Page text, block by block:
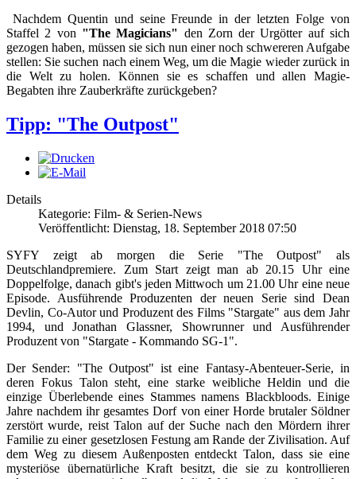
Nachdem Quentin und seine Freunde in der letzten Folge von
Staffel 2 von "The Magicians" den Zorn der Urgötter auf sich
gezogen haben, müssen sie sich nun einer noch schwereren Aufgabe
stellen: Sie suchen nach einem Weg, um die Magie wieder zurück in
die Welt zu holen. Können sie es schaffen und allen Magie-
Begabten ihre Zauberkräfte zurückgeben?
Tipp: "The Outpost"
Details
Kategorie: Film- & Serien-News
Veröffentlicht: Dienstag, 18. September 2018 07:50
SYFY zeigt ab morgen die Serie "The Outpost" als
Deutschlandpremiere. Zum Start zeigt man ab 20.15 Uhr eine
Doppelfolge, danach gibt's jeden Mittwoch um 21.00 Uhr eine neue
Episode. Ausführende Produzenten der neuen Serie sind Dean
Devlin, Co-Autor und Produzent des Films "Stargate" aus dem Jahr
1994, und Jonathan Glassner, Showrunner und Ausführender
Produzent von "Stargate - Kommando SG-1".
Der Sender: "The Outpost" ist eine Fantasy-Abenteuer-Serie, in
deren Fokus Talon steht, eine starke weibliche Heldin und die
einzige Überlebende eines Stammes namens Blackbloods. Einige
Jahre nachdem ihr gesamtes Dorf von einer Horde brutaler Söldner
zerstört wurde, reist Talon auf der Suche nach den Mördern ihrer
Familie zu einer gesetzlosen Festung am Rande der Zivilisation. Auf
dem Weg zu diesem Außenposten entdeckt Talon, dass sie eine
mysteriöse übernatürliche Kraft besitzt, die sie zu kontrollieren